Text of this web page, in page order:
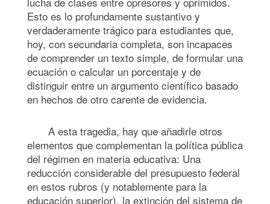
Esto es lo profundamente sustantivo y
verdaderamente trágico para estudiantes que,
hoy, con secundaria completa, son incapaces
de comprender un texto simple, de formular una
ecuación o calcular un porcentaje y de
distinguir entre un argumento científico basado
en hechos de otro carente de evidencia.
A esta tragedia, hay que añadirle otros
elementos que complementan la política pública
del régimen en materia educativa: Una
reducción considerable del presupuesto federal
en estos rubros (y notablemente para la
educación superior), la extinción del sistema de